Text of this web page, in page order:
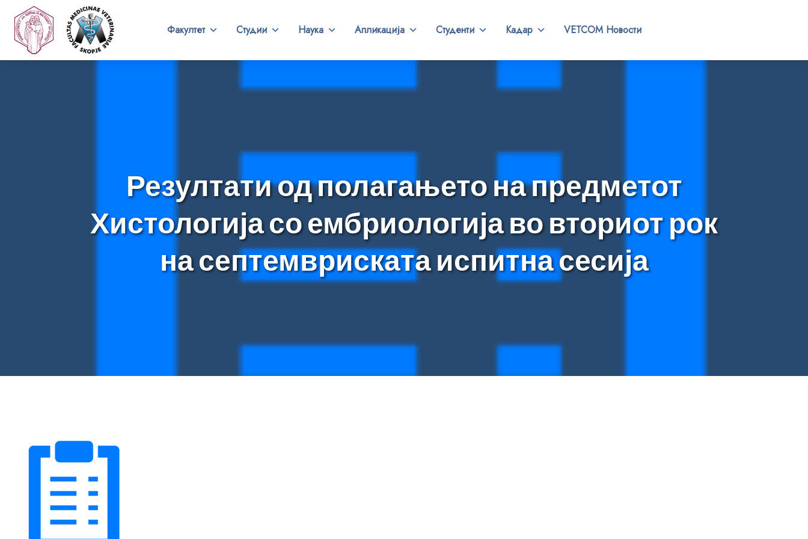
Факултет Студии Наука Апликација Студенти Кадар VETCOM Новости
Резултати од полагањето на предметот
Хистологија со ембриологија во вториот рок
на септемвриската испитна сесија